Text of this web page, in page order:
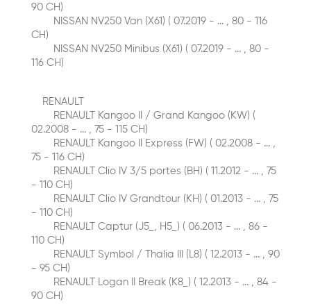
90 CH)
NISSAN NV250 Van (X61) ( 07.2019 - ... , 80 - 116
CH)
NISSAN NV250 Minibus (X61) ( 07.2019 - ... , 80 -
116 CH)
RENAULT
RENAULT Kangoo II / Grand Kangoo (KW) (
02.2008 - ... , 75 - 115 CH)
RENAULT Kangoo II Express (FW) ( 02.2008 - ... ,
75 - 116 CH)
RENAULT Clio IV 3/5 portes (BH) ( 11.2012 - ... , 75
- 110 CH)
RENAULT Clio IV Grandtour (KH) ( 01.2013 - ... , 75
- 110 CH)
RENAULT Captur (J5_, H5_) ( 06.2013 - ... , 86 -
110 CH)
RENAULT Symbol / Thalia III (L8) ( 12.2013 - ... , 90
- 95 CH)
RENAULT Logan II Break (K8_) ( 12.2013 - ... , 84 -
90 CH)